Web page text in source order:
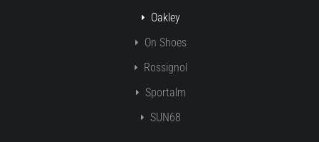
Oakley
On Shoes
Rossignol
Sportalm
SUN68